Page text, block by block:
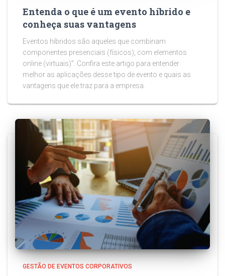
Entenda o que é um evento híbrido e
conheça suas vantagens
Eventos híbridos são aqueles que combinam
componentes presenciais (físicos), com elementos
online (virtuais)”. Confira este artigo para entender
melhor as aplicações desse tipo de evento e quais as
vantagens que ele traz para a empresa.
GESTÃO DE EVENTOS CORPORATIVOS